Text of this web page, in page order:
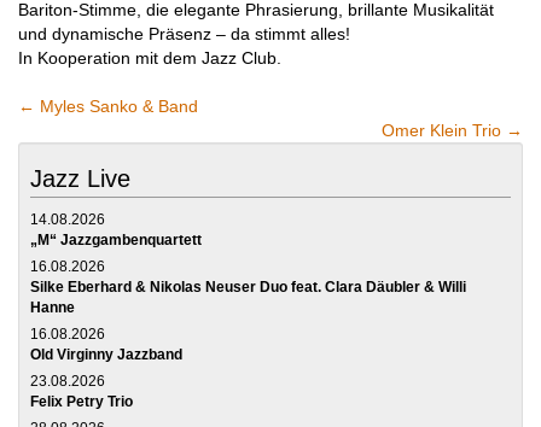
Bariton-Stimme, die elegante Phrasierung, brillante Musikalität
und dynamische Präsenz – da stimmt alles!
In Kooperation mit dem Jazz Club.
← Myles Sanko & Band
Omer Klein Trio →
Jazz Live
14.08.2026
„M“ Jazzgambenquartett
16.08.2026
Silke Eberhard & Nikolas Neuser Duo feat. Clara Däubler & Willi
Hanne
16.08.2026
Old Virginny Jazzband
23.08.2026
Felix Petry Trio